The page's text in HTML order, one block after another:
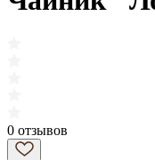
0 отзывов